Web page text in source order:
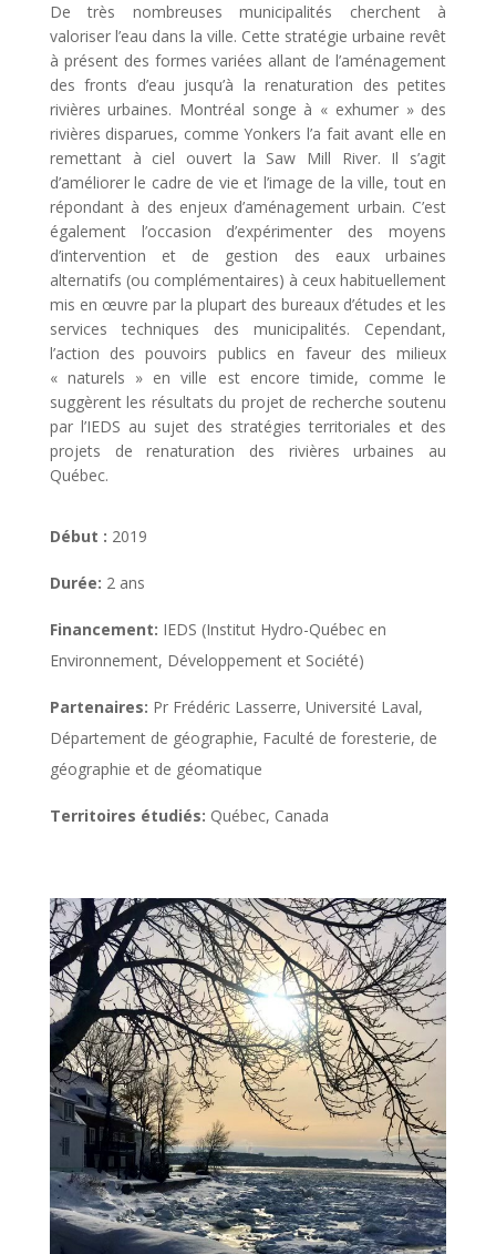
De très nombreuses municipalités cherchent à
valoriser l’eau dans la ville. Cette stratégie urbaine revêt
à présent des formes variées allant de l’aménagement
des fronts d’eau jusqu’à la renaturation des petites
rivières urbaines. Montréal songe à « exhumer » des
rivières disparues, comme Yonkers l’a fait avant elle en
remettant à ciel ouvert la Saw Mill River. Il s’agit
d’améliorer le cadre de vie et l’image de la ville, tout en
répondant à des enjeux d’aménagement urbain. C’est
également l’occasion d’expérimenter des moyens
d’intervention et de gestion des eaux urbaines
alternatifs (ou complémentaires) à ceux habituellement
mis en œuvre par la plupart des bureaux d’études et les
services techniques des municipalités. Cependant,
l’action des pouvoirs publics en faveur des milieux
« naturels » en ville est encore timide, comme le
suggèrent les résultats du projet de recherche soutenu
par l’IEDS au sujet des stratégies territoriales et des
projets de renaturation des rivières urbaines au
Québec.
Début : 2019
Durée: 2 ans
Financement: IEDS (Institut Hydro-Québec en
Environnement, Développement et Société)
Partenaires: Pr Frédéric Lasserre, Université Laval,
Département de géographie, Faculté de foresterie, de
géographie et de géomatique
Territoires étudiés: Québec, Canada